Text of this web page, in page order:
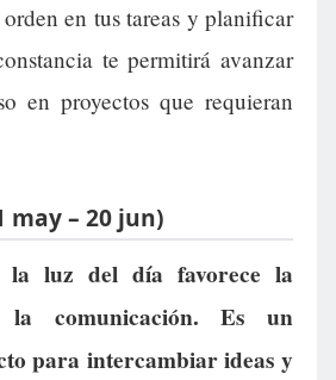
en tus tareas y planificar
te permitirá avanzar
en proyectos que requieran
may – 20 jun)
la luz del día favorece la
comunicación. Es un
para intercambiar ideas y